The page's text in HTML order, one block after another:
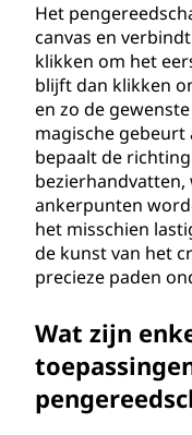
Het
canvas en
klikken om het
blijft dan klikken
en zo de
magische gebeurt
bepaalt de
ankerpunten
het misschien
de kunst van het
precieze paden
Wat zijn